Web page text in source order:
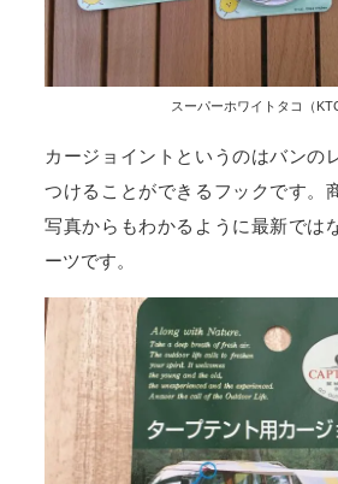
スーパーホワイトタコ（
カージョイントというのはバンの
つけることができるフックです。
写真からもわかるように最新では
ーツです。